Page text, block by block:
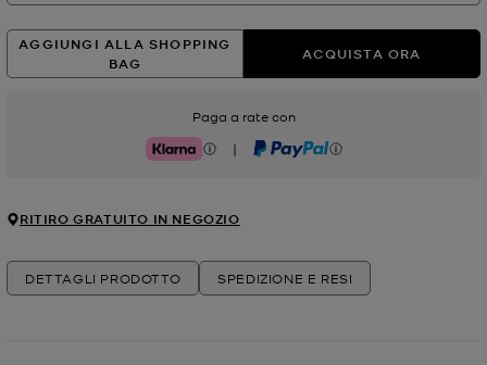
AGGIUNGI ALLA SHOPPING
BAG
ACQUISTA ORA
Paga a rate con
Klarna | PayPal
RITIRO GRATUITO IN NEGOZIO
DETTAGLI PRODOTTO SPEDIZIONE E RESI